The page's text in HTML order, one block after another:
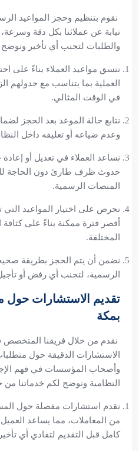
نقوم بتنظيم وحجز المواعيد
نيابة عن عملائنا بكل دقة
والطلبات لتجنب أي تأخير ونوضح
ننسق مواعيد العملاء بناءً على
العملية بما يتناسب مع جدولهم
في الوقت المثالي.
نتابع حالة الموعد بعد الحجز
وعدم ضياعه أو تعليقه داخل
نساعد العملاء في تعديل أو
حدوث ظرف طارئ دون الحاجة
المنصات الرسمية.
نحرص على اختيار المواعيد التي
أقصر فترة ممكنة بناءً على كثافة
المختلفة.
نضمن أن يتم الحجز بطريقة
الرسمية، لتجنب أي رفض أو
تقديم الاستشارات حول
بمكة
نقدم من خلال فريقنا
الاستشارات الدقيقة حول
وأصحاب المؤسسات في فهم
النظامية ونوضح لكم خدماتنا من
نقدم استشارات مفصلة حول
من المعاملات، مما يساعد
كامل قبل التقديم لتفادي أي